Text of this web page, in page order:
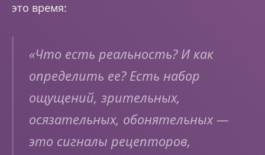
это время:
«Что есть реальность? И как
определить ее? Есть набор
ощущений, зрительных,
осязательных, обонятельных —
это сигналы рецепторов,